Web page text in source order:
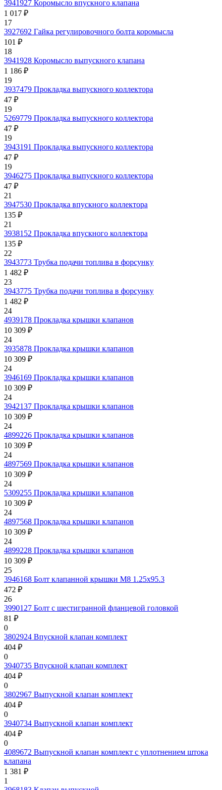
3941927 Коромысло впускного клапана
1 017 ₽
17
3927692 Гайка регулировочного болта коромысла
101 ₽
18
3941928 Коромысло выпускного клапана
1 186 ₽
19
3937479 Прокладка выпускного коллектора
47 ₽
19
5269779 Прокладка выпускного коллектора
47 ₽
19
3943191 Прокладка выпускного коллектора
47 ₽
19
3946275 Прокладка выпускного коллектора
47 ₽
21
3947530 Прокладка впускного коллектора
135 ₽
21
3938152 Прокладка впускного коллектора
135 ₽
22
3943773 Трубка подачи топлива в форсунку
1 482 ₽
23
3943775 Трубка подачи топлива в форсунку
1 482 ₽
24
4939178 Прокладка крышки клапанов
10 309 ₽
24
3935878 Прокладка крышки клапанов
10 309 ₽
24
3946169 Прокладка крышки клапанов
10 309 ₽
24
3942137 Прокладка крышки клапанов
10 309 ₽
24
4899226 Прокладка крышки клапанов
10 309 ₽
24
4897569 Прокладка крышки клапанов
10 309 ₽
24
5309255 Прокладка крышки клапанов
10 309 ₽
24
4897568 Прокладка крышки клапанов
10 309 ₽
24
4899228 Прокладка крышки клапанов
10 309 ₽
25
3946168 Болт клапанной крышки M8 1.25x95.3
472 ₽
26
3990127 Болт с шестигранной фланцевой головкой
81 ₽
0
3802924 Впускной клапан комплект
404 ₽
0
3940735 Впускной клапан комплект
404 ₽
0
3802967 Выпускной клапан комплект
404 ₽
0
3940734 Выпускной клапан комплект
404 ₽
0
4089672 Выпускной клапан комплект с уплотнением штока
клапана
1 381 ₽
1